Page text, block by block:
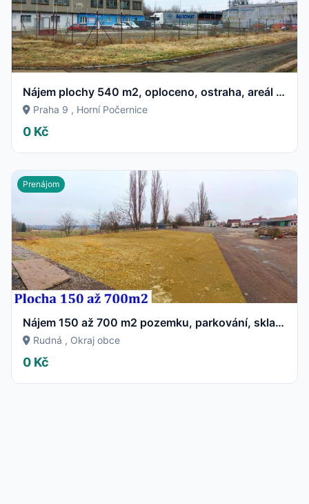
Nájem plochy 540 m2, oploceno, ostraha, areál na PRAHA 9
Praha 9 , Horní Počernice
0 Kč
Prenájom
Nájem 150 až 700 m2 pozemku, parkování, sklady - u RUDNÉ
Rudná , Okraj obce
0 Kč